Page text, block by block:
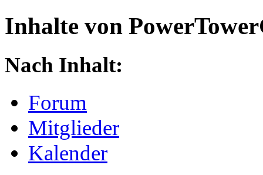
Inhalte von
Nach Inhalt:
Forum
Mitglieder
Kalender